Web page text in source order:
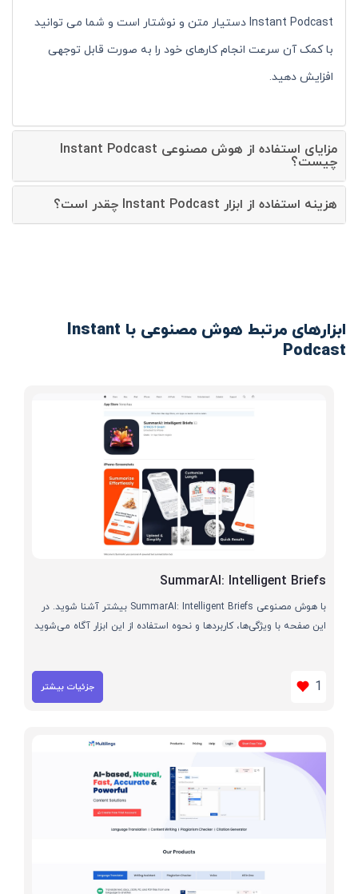
Instant Podcast دستیار متن و نوشتار است و شما می توانید
با کمک آن سرعت انجام کارهای خود را به صورت قابل توجهی
افزایش دهید.
مزایای استفاده از هوش مصنوعی Instant Podcast
چیست؟
هزینه استفاده از ابزار Instant Podcast چقدر است؟
ابزارهای مرتبط هوش مصنوعی با Instant
Podcast
SummarAI: Intelligent Briefs
با هوش مصنوعی SummarAI: Intelligent Briefs بیشتر آشنا شوید. در
این صفحه با ویژگی‌ها، کاربردها و نحوه استفاده از این ابزار آگاه می‌شوید
1 جزئیات بیشتر